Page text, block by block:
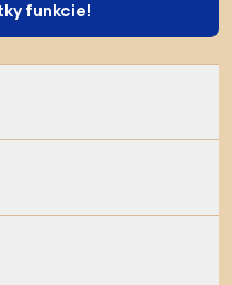
funkcie!